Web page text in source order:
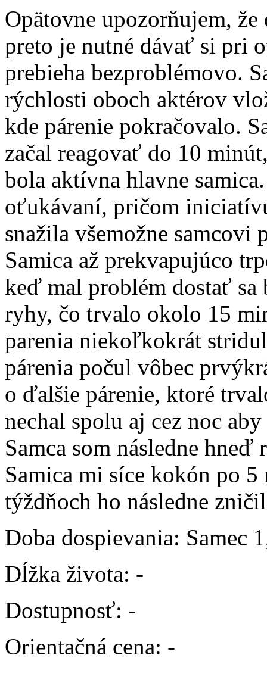
Opätovne upozorňujem,
preto je nutné dávať si pri
prebieha bezproblémovo.
rýchlosti oboch aktérov
kde párenie pokračovalo.
začal reagovať do 10
bola aktívna hlavne
oťukávaní, pričom
snažila všemožne samcovi
Samica až prekvapujúco
keď mal problém dostať
ryhy, čo trvalo okolo 15
parenia niekoľkokrát
párenia počul vôbec
o ďalšie párenie, ktoré
nechal spolu aj cez noc
Samca som následne
Samica mi síce kokón po
týždňoch ho následne
Doba dospievania: Samec
Dĺžka života: -
Dostupnosť: -
Orientačná cena: -